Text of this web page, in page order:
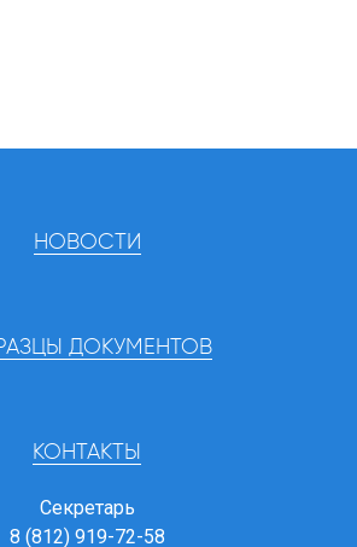
НОВОСТИ
ДОКУМЕНТОВ
КОНТАКТЫ
Секретарь
8 (812) 919-72-58